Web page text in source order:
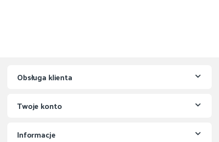
Obsługa klienta
Twoje konto
Informacje